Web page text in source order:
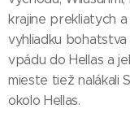
krajine prekliatych a
vyhliadku bohatstva
vpádu do Hellas a
mieste tiež nalákali
okolo Hellas.